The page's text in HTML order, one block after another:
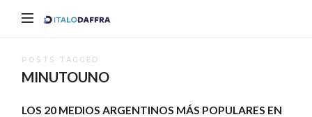
Italo
POSTS TAGGED
MINUTOUNO
LOS 20 MEDIOS ARGENTINOS MÁS POPULARES EN